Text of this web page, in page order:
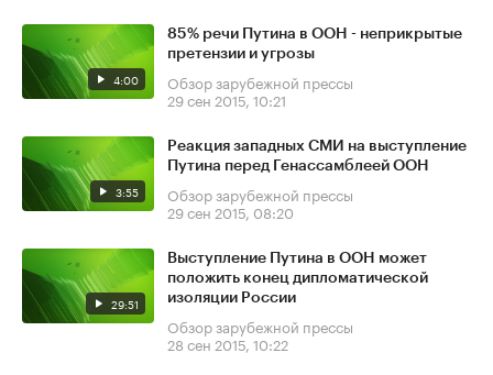
4:00
85% речи Путина в ООН - неприкрытые
претензии и угрозы
Обзор зарубежной прессы
29 сен 2015, 10:21
3:55
Реакция западных СМИ на выступление
Путина перед Генассамблеей ООН
Обзор зарубежной прессы
29 сен 2015, 08:20
29:51
Выступление Путина в ООН может
положить конец дипломатической
изоляции России
Обзор зарубежной прессы
28 сен 2015, 10:22